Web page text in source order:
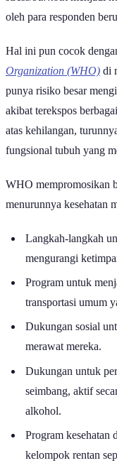
oleh para responden
Hal ini pun cocok
Organization (WHO) di
punya risiko besar
akibat terekspos
atas kehilangan,
fungsional tubuh yang
WHO mempromosikan
menurunnya kesehatan
Langkah-langkah
mengurangi
Program untuk
transportasi umum
Dukungan sosial
merawat mereka.
Dukungan untuk
seimbang, aktif
alkohol.
Program kesehatan
kelompok rentan